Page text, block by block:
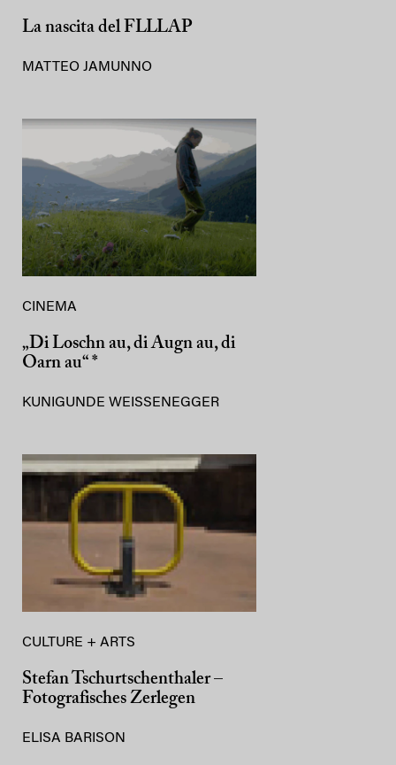
La nascita del FLLLAP
MATTEO JAMUNNO
CINEMA
„Di Loschn au, di Augn au, di
Oarn au“ *
KUNIGUNDE WEISSENEGGER
CULTURE + ARTS
Stefan Tschurtschenthaler –
Fotografisches Zerlegen
ELISA BARISON